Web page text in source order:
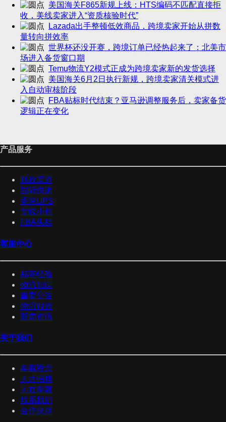
美国海关F865新规上线：HTS编码不匹配直接拒
收，美线卖家进入“资质核验时代”
Lazada出手整顿低效商品，跨境卖家开始从拼数
量转向拼效率
世界杯还没开赛，跨境订单已经热起来了：北美市
场进入备货窗口期
Temu物流Y2模式正成为跨境卖家新的发货选择
美国海关6月2日执行新规，跨境卖家清关模式进
入自动审核阶段
FBA贴标时代结束？亚马逊调整服务后，卖家备货
逻辑正在变化
产品服务
邮政渠道
国际快递
香港UPS
专线小包
FBA头程
客服中心
邮寄经验
物流知识
重要公告
物流时效
新闻资讯
关于我们
泰嘉理念
人才招聘
人在泰嘉
联系我们
合作伙伴